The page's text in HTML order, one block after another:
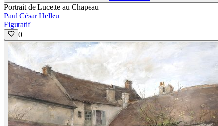
Portrait de Lucette au Chapeau
Paul César Helleu
Figuratif
0